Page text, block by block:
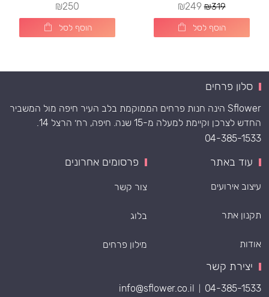
₪319
₪249
הוסף לסל
₪250
הוסף לסל
סלון פרחים
Sflower הינה חנות פרחים הממוקמת בלב העיר חיפה מול המשביר
החדש לצרכן וקיימת למעלה מ-15 שנה. חיפה, רח׳ הרצל 14.
04-385-1533
עוד באתר
עיצוב אירועים
תקנון אתר
אודות
פרסומים אחרונים
צור קשר
בלוג
מילון פרחים
יצירת קשר
04-385-1533
info@sflower.co.il